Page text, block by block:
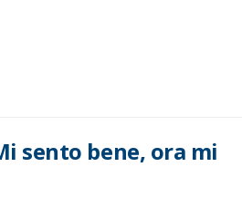
sento bene, ora mi